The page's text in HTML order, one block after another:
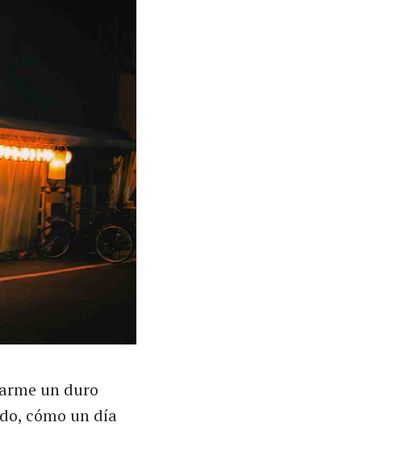
un duro
cómo un día